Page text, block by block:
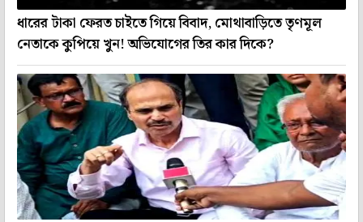
ধারের টাকা ফেরত চাইতে গিয়ে বিবাদ, মোথাবাড়িতে তৃণমূল
নেতাকে কুপিয়ে খুন! অভিযোগের তির কার দিকে?